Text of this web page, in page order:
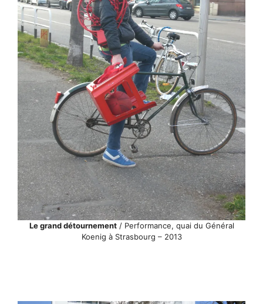
Le grand détournement/ Performance, quai du Général
Koenig à Strasbourg – 2013